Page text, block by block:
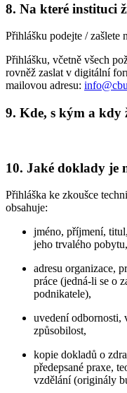
8. Na které instituci
Přihlášku podejte / zašlete
Přihlášku, včetně všech
rovněž zaslat v digitální
mailovou adresu:
9. Kde, s kým a kdy
10. Jaké doklady je
Přihláška ke zkoušce
obsahuje:
jméno, příjmení,
jeho trvalého pobytu,
adresu organizace,
práce (jedná-li se o
podnikatele),
uvedení odbornosti,
způsobilost,
kopie dokladů o
předepsané praxe,
vzdělání (originály